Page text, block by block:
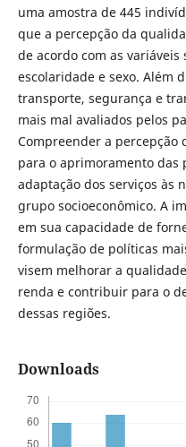
uma amostra de 445
que a percepção da
de acordo com as
escolaridade e sexo. Além
transporte, segurança e
mais mal avaliados pelos
Compreender a
para o aprimoramento
adaptação dos serviços às
grupo socioeconômico. A
em sua capacidade de
formulação de políticas
visem melhorar a
renda e contribuir para o
dessas regiões.
Downloads